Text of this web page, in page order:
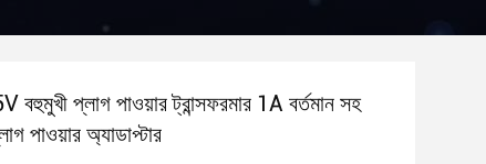
বহুমুখী প্লাগ পাওয়ার ট্রান্সফরমার 1A বর্তমান সহ
পাওয়ার অ্যাডাপ্টার